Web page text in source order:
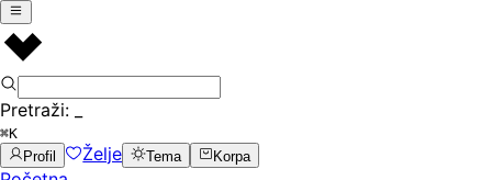
Pretraži:
⌘K
Profil
Želje Tema Korpa